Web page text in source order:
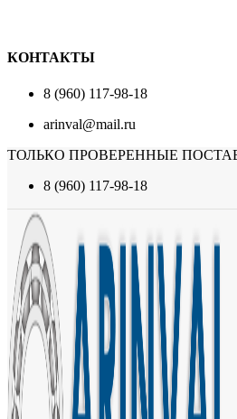
КОНТАКТЫ
8 (960) 117-98-18
arinval@mail.ru
ТОЛЬКО ПРОВЕРЕННЫЕ
8 (960) 117-98-18